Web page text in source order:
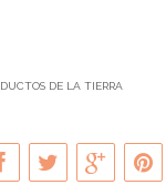
DE LA TIERRA